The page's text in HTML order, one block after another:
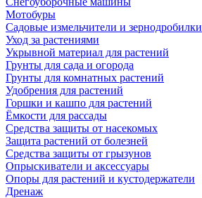
Мотобуры
Садовые измельчители и зернодробилки
Уход за растениями
Укрывной материал для растений
Грунты для сада и огорода
Грунты для комнатных растений
Удобрения для растений
Горшки и кашпо для растений
Ёмкости для рассады
Средства защиты от насекомых
Защита растений от болезней
Средства защиты от грызунов
Опрыскиватели и аксессуары
Опоры для растений и кустодержатели
Дренаж